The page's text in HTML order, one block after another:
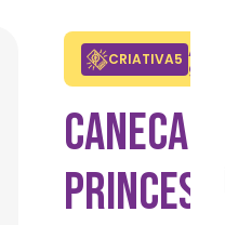
CRIATIVA5
CANECA